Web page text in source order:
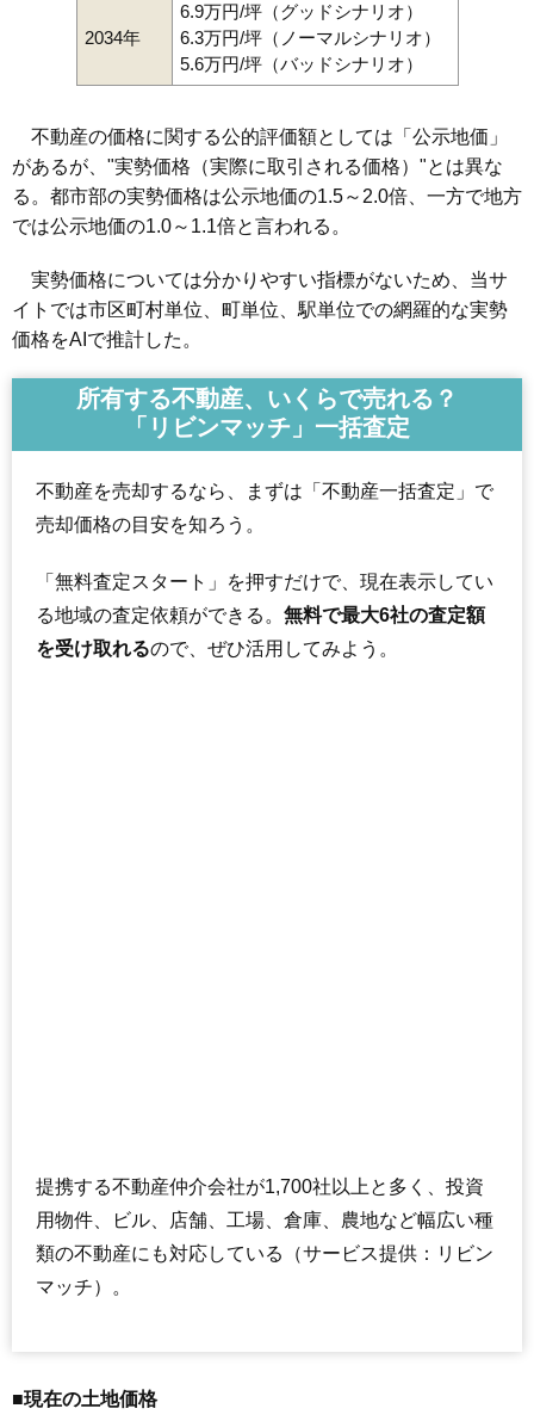
2034年
6.9万円/坪（グッドシナリオ）
6.3万円/坪（ノーマルシナリオ）
5.6万円/坪（バッドシナリオ）
不動産の価格に関する公的評価額としては「公示地価」
があるが、"実勢価格（実際に取引される価格）"とは異な
る。都市部の実勢価格は公示地価の1.5～2.0倍、一方で地方
では公示地価の1.0～1.1倍と言われる。
実勢価格については分かりやすい指標がないため、当サ
イトでは市区町村単位、町単位、駅単位での網羅的な実勢
価格をAIで推計した。
所有する不動産、いくらで売れる？
「リビンマッチ」一括査定
不動産を売却するなら、まずは「不動産一括査定」で
売却価格の目安を知ろう。
「無料査定スタート」を押すだけで、現在表示してい
る地域の査定依頼ができる。 無料で最大6社の査定額
を受け取れるので、ぜひ活用してみよう。
提携する不動産仲介会社が1,700社以上と多く、投資
用物件、ビル、店舗、工場、倉庫、農地など幅広い種
類の不動産にも対応している（サービス提供：リビン
マッチ）。
■現在の土地価格